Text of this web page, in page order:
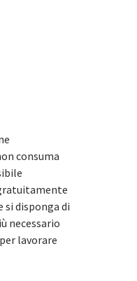
consuma
si disponga di
necessario
lavorare